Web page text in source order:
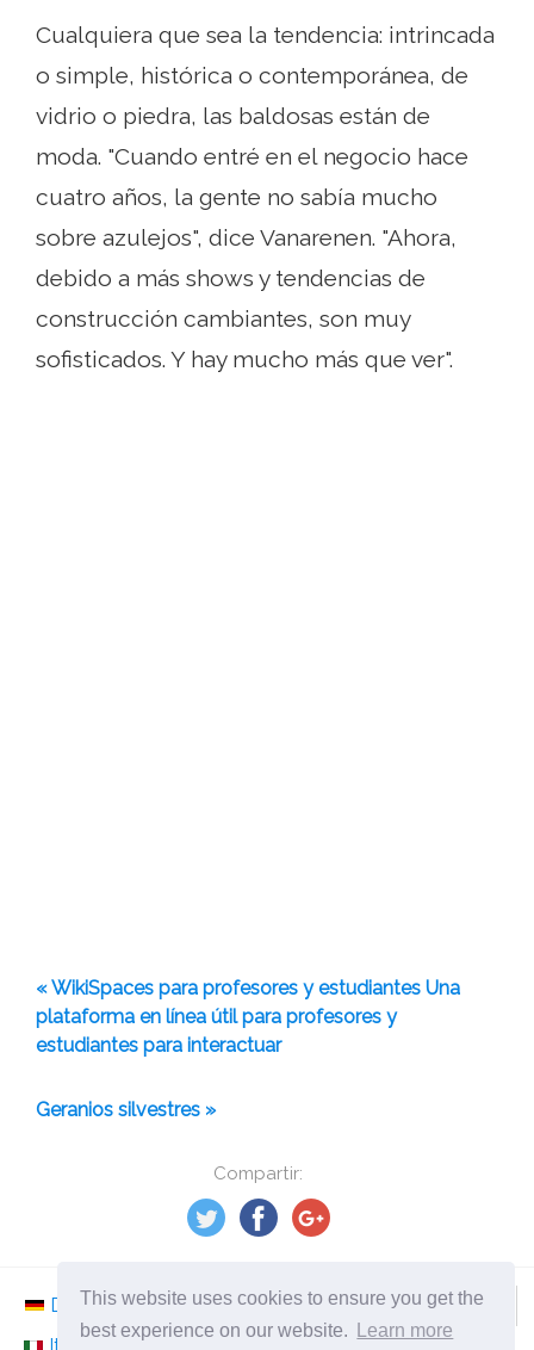
This website uses cookies to ensure you get the
best experience on our website.
Learn more
Compartir:
Cualquiera que sea la tendencia: intrincada
o simple, histórica o contemporánea, de
vidrio o piedra, las baldosas están de
moda. "Cuando entré en el negocio hace
cuatro años, la gente no sabía mucho
sobre azulejos", dice Vanarenen. "Ahora,
debido a más shows y tendencias de
construcción cambiantes, son muy
sofisticados. Y hay mucho más que ver".
« WikiSpaces para profesores y estudiantes Una
plataforma en línea útil para profesores y
estudiantes para interactuar
Geranios silvestres »
Deutsch Nederlands Svenska
Norsk
Italiano
Español Românesc